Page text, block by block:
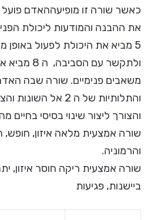
את ההבנה והמודעות ליכולת
5 מביא את היכולת לפעול
ולתקשר עם
משאבים פנימיים. שורה שבה
והצורך ליצור שינוי בסיסי בחיים מה 8.
שורה אמצעית מלאה איזון,
והרמוניה.
שורה אמצעית ריקה חוסר איזון,
ביישנות, פגיעות